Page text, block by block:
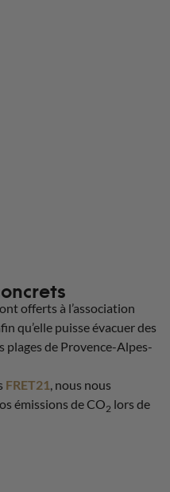
offerts à l’association
qu’elle puisse évacuer des
plages de Provence-Alpes-
FRET21, nous nous
émissions de CO2 lors de